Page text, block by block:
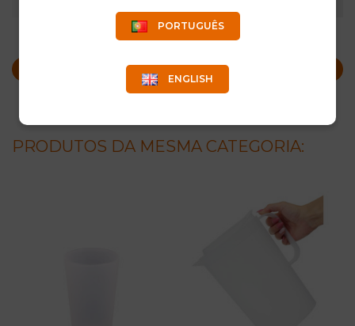
PEDIR INFORMAÇÕES
PRODUTOS DA MESMA CATEGORIA:
PORTUGUÊS
ENGLISH